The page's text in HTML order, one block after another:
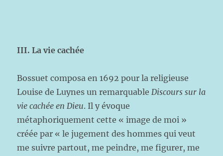
III. La vie cachée
Bossuet composa en 1692 pour la religieuse
Louise de Luynes un remarquableDiscours sur la
vie cachée en Dieu. Il y évoque
métaphoriquement cette « image de moi »
créée par « le jugement des hommes qui veut
me suivre partout, me peindre, me figurer, me